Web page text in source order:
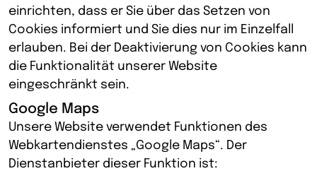
einrichten, dass er Sie über das Setzen von
Cookies informiert und Sie dies nur im Einzelfall
erlauben. Bei der Deaktivierung von Cookies kann
die Funktionalität unserer Website
eingeschränkt sein.
Google Maps
Unsere Website verwendet Funktionen des
Webkartendienstes „Google Maps“. Der
Dienstanbieter dieser Funktion ist: